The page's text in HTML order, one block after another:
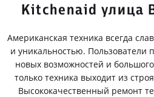
Kitchenaid улица
Американская техника всегда
и уникальностью. Пользователи
новых возможностей и
только техника выходит из
Высококачественный ремонт